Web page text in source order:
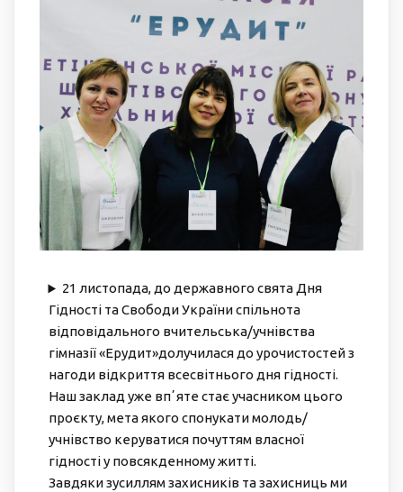
21 листопада, до державного свята Дня
Гідності та Свободи України спільнота
відповідального вчительська/учнівства
гімназії «Ерудит»долучилася до урочистостей з
нагоди відкриття всесвітнього дня гідності.
Наш заклад уже впʼяте стає учасником цього
проєкту, мета якого спонукати молодь/
учнівство керуватися почуттям власної
гідності у повсякденному житті.
Завдяки зусиллям захисників та захисниць ми